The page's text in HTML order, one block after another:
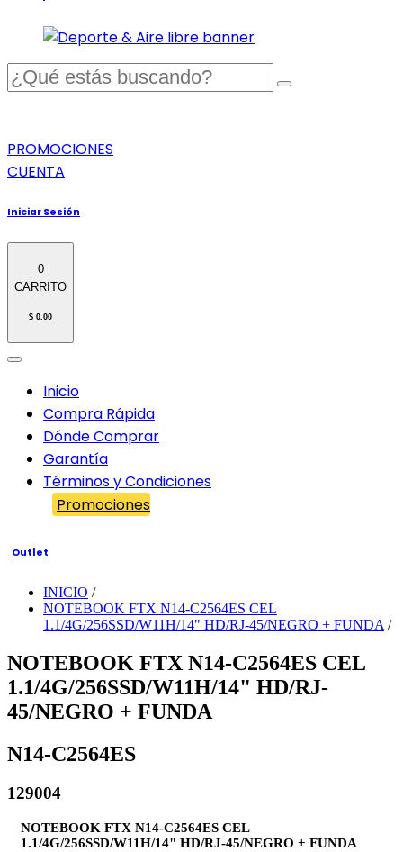
PROMOCIONES
CUENTA
Iniciar Sesión
0
CARRITO
$ 0.00
Inicio
Compra Rápida
Dónde Comprar
Garantía
Términos y Condiciones
Promociones
Outlet
INICIO /
NOTEBOOK FTX N14-C2564ES CEL
1.1/4G/256SSD/W11H/14" HD/RJ-45/NEGRO + FUNDA /
NOTEBOOK FTX N14-C2564ES CEL
1.1/4G/256SSD/W11H/14" HD/RJ-
45/NEGRO + FUNDA
N14-C2564ES
129004
NOTEBOOK FTX N14-C2564ES CEL
1.1/4G/256SSD/W11H/14" HD/RJ-45/NEGRO + FUNDA